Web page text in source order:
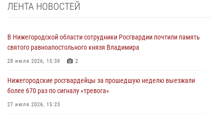
ЛЕНТА НОВОСТЕЙ
В Нижегородской области сотрудники Росгвардии почтили память
святого равноапостольного князя Владимира
28 июля 2026, 15:39 2
Нижегородские росгвардейцы за прошедшую неделю выезжали
более 670 раз по сигналу «тревога»
27 июля 2026, 15:23